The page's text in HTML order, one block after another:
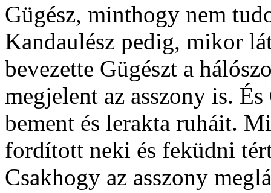
Gügész, minthogy nem
Kandaulész pedig, mikor
bevezette Gügészt a
megjelent az asszony is.
bement és lerakta ruháit.
fordított neki és feküdni
Csakhogy az asszony